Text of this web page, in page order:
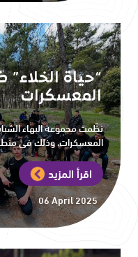
“حياة
المعسكرات
نظّمت مجموعة البهاء
المعسكرات، وذلك في
اقرأ المزيد
06 April 2025